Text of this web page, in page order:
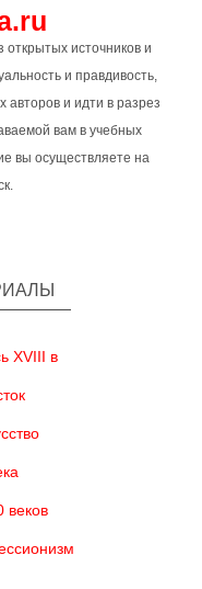
источников и
и правдивость,
авторов и идти в разрез
вам в учебных
вы осуществляете на
XVIII в
веков